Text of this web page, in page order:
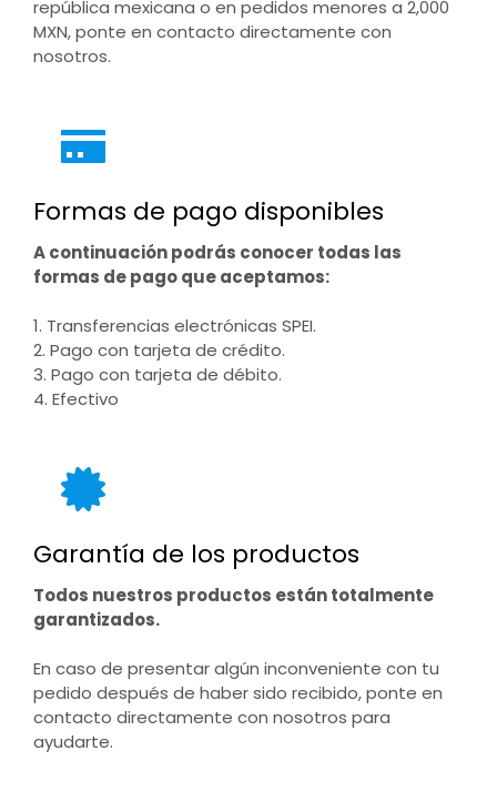
república mexicana o en pedidos menores a 2,000
MXN, ponte en contacto directamente con
nosotros.
Formas de pago disponibles
A continuación podrás conocer todas las
formas de pago que aceptamos:
1. Transferencias electrónicas SPEI.
2. Pago con tarjeta de crédito.
3. Pago con tarjeta de débito.
4. Efectivo
Garantía de los productos
Todos nuestros productos están totalmente
garantizados.
En caso de presentar algún inconveniente con tu
pedido después de haber sido recibido, ponte en
contacto directamente con nosotros para
ayudarte.